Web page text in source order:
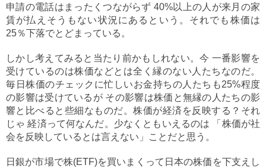
申請の電話はまったくつながらず 40%以上の人が来月の家
賃が払えそうもない状況にあるという。それでも株価は
25％下落でとどまっている。
しかし考えてみると当たり前かもしれない。今 一番影響を
受けているのは株価などとは全く縁のない人たちなのだ。
毎日株価のチェックに忙しいお金持ちの人たちも25%程度
の影響は受けているが その影響は株価と無縁の人たちの影
響と比べると些細なものだ。株価が経済を反映する？それ
じゃ 経済って何なんだ。少なくともいえるのは 「株価が社
会を反映しているとは言えない」ことだと思う。
日銀が市場で株(ETF)を買いまくって日本の株価を下支えし